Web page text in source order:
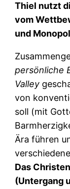
Thiel nutzt
vom
und
persönliche
Valley
von
soll (mit
Ära führen
Das
(Untergang